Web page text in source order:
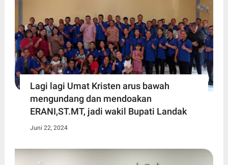
Lagi lagi Umat Kristen arus bawah
mengundang dan mendoakan
ERANI,ST.MT, jadi wakil Bupati Landak
Juni 22, 2024